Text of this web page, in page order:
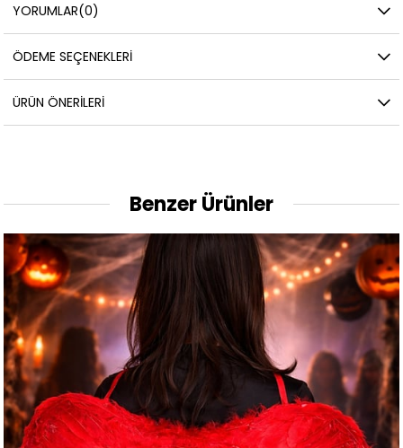
YORUMLAR(0)
ÖDEME SEÇENEKLERI
ÜRÜN ÖNERILERI
Benzer Ürünler